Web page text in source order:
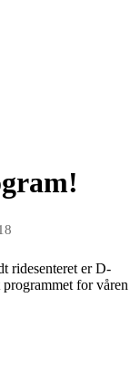
ridesenteret er D-
for våren